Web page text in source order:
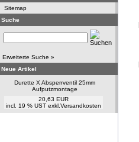
Sitemap
Suche
Erweiterte Suche »
Neue Artikel
Durette X Absperrventil 25mm
Aufputzmontage
20,63 EUR
incl. 19 % UST exkl. Versandkosten